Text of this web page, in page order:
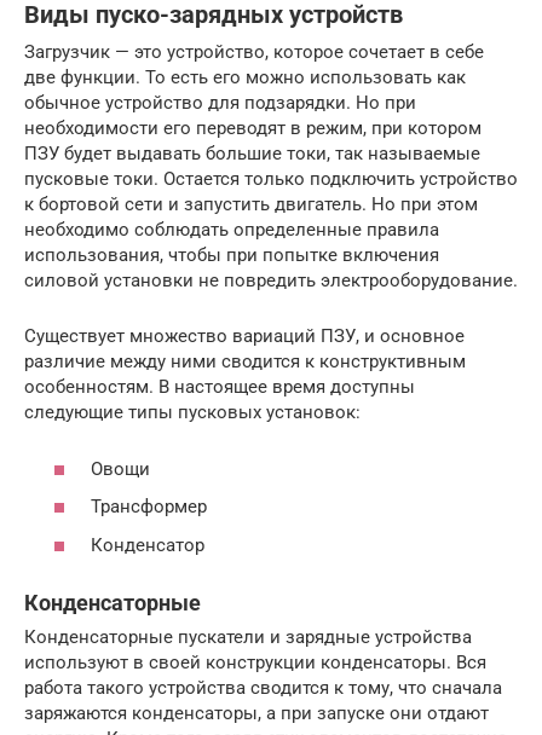
Виды пуско-зарядных устройств
Загрузчик — это устройство, которое сочетает в себе
две функции. То есть его можно использовать как
обычное устройство для подзарядки. Но при
необходимости его переводят в режим, при котором
ПЗУ будет выдавать большие токи, так называемые
пусковые токи. Остается только подключить устройство
к бортовой сети и запустить двигатель. Но при этом
необходимо соблюдать определенные правила
использования, чтобы при попытке включения
силовой установки не повредить электрооборудование.
Существует множество вариаций ПЗУ, и основное
различие между ними сводится к конструктивным
особенностям. В настоящее время доступны
следующие типы пусковых установок:
Овощи
Трансформер
Конденсатор
Конденсаторные
Конденсаторные пускатели и зарядные устройства
используют в своей конструкции конденсаторы. Вся
работа такого устройства сводится к тому, что сначала
заряжаются конденсаторы, а при запуске они отдают